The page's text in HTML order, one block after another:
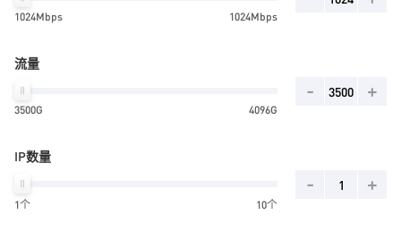
1024Mbps 1024Mbps
流量
3500G 4096G
- +
IP数量
1个 10个
- +